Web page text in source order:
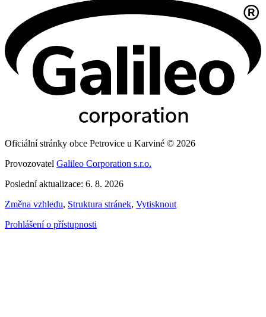
Oficiální stránky obce Petrovice u Karviné © 2026
Provozovatel Galileo Corporation s.r.o.
Poslední aktualizace: 6. 8. 2026
Změna vzhledu, Struktura stránek, Vytisknout
Prohlášení o přístupnosti